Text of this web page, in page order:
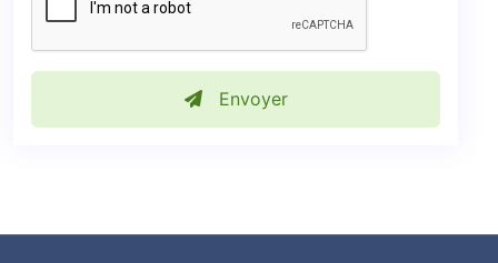
Envoyer